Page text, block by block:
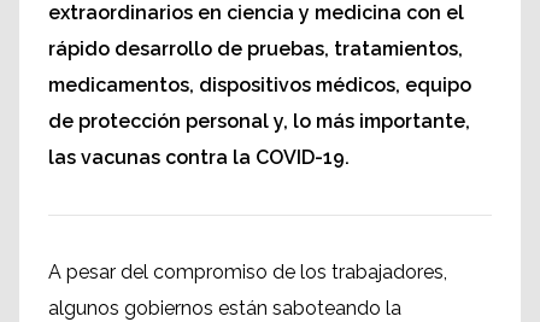
extraordinarios en ciencia y medicina con el
rápido desarrollo de pruebas, tratamientos,
medicamentos, dispositivos médicos, equipo
de protección personal y, lo más importante,
las vacunas contra la COVID-19.
A pesar del compromiso de los trabajadores,
algunos gobiernos están saboteando la